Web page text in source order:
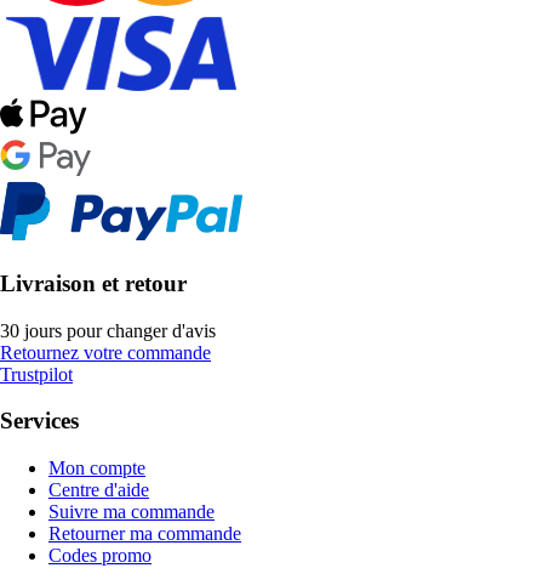
Livraison et retour
30 jours pour changer d'avis
Retournez votre commande
Trustpilot
Services
Mon compte
Centre d'aide
Suivre ma commande
Retourner ma commande
Codes promo